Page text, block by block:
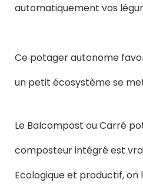
automatiquement vos
Ce potager autonome
un petit écosystème se
Le Balcompost ou Carré
composteur intégré est
Ecologique et productif, on